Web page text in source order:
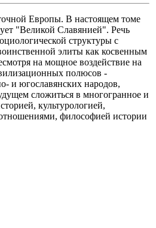
Европы. В настоящем томе
"Великой Славянией". Речь
структуры с
элиты как косвенным
на мощное воздействие на
полюсов -
и югославянских народов,
сложиться в многогранное и
культурологией,
философией истории